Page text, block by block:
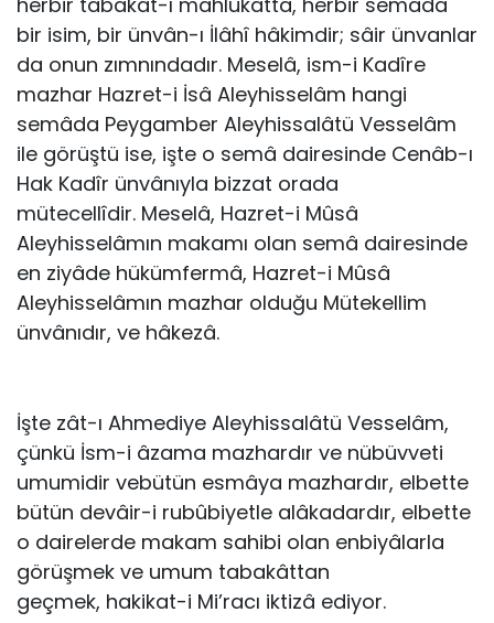
bir isim, bir ünvân-ı İlâhî hâkimdir; sâir ünvanlar
da onun zımnındadır. Meselâ, ism-i Kadîre
mazhar Hazret-i İsâ Aleyhisselâm hangi
semâda Peygamber Aleyhissalâtü Vesselâm
ile görüştü ise, işte o semâ dairesinde Cenâb-ı
Hak Kadîr ünvânıyla bizzat orada
mütecellîdir. Meselâ, Hazret-i Mûsâ
Aleyhisselâmın makamı olan semâ dairesinde
en ziyâde hükümfermâ, Hazret-i Mûsâ
Aleyhisselâmın mazhar olduğu Mütekellim
ünvânıdır, ve hâkezâ.
İşte zât-ı Ahmediye Aleyhissalâtü Vesselâm,
çünkü İsm-i âzama mazhardır ve nübüvveti
umumidir vebütün esmâya mazhardır, elbette
bütün devâir-i rubûbiyetle alâkadardır, elbette
o dairelerde makam sahibi olan enbiyâlarla
görüşmek ve umum tabakâttan
geçmek, hakikat-i Mi’racı iktizâ ediyor.